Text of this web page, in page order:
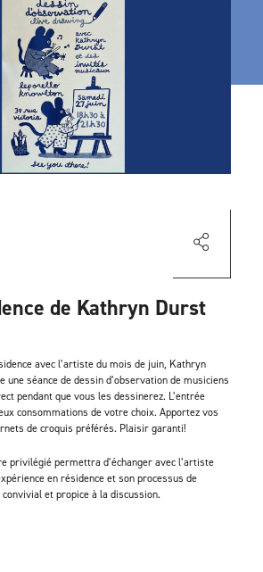
de Kathryn Durst
avec l’artiste du mois de juin, Kathryn
une séance de dessin d’observation de musiciens
pendant que vous les dessinerez. L’entrée
consommations de votre choix. Apportez vos
de croquis préférés. Plaisir garanti!
privilégié permettra d’échanger avec l’artiste
en résidence et son processus de
et propice à la discussion.